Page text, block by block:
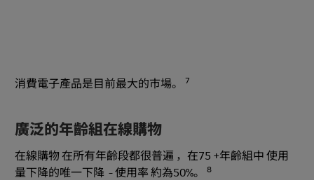
消費電子產品是目前最大的市場。 7
廣泛的年齡組在線購物
在線購物 在所有年齡段都很普遍 ，在75 +年齡組中 使用
量下降的唯一下降 - 使用率 約為50%。
8